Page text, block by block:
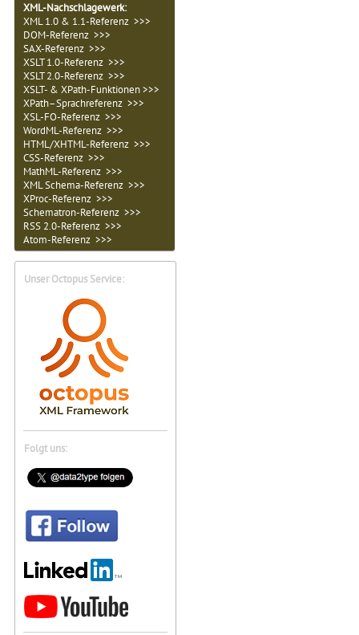
XML-Nachschlagewerk:
XML 1.0 & 1.1-Referenz >>>
DOM-Referenz >>>
SAX-Referenz >>>
XSLT 1.0-Referenz >>>
XSLT 2.0-Referenz >>>
XSLT- & XPath-Funktionen >>>
XPath–Sprachreferenz >>>
XSL-FO-Referenz >>>
WordML-Referenz >>>
HTML/XHTML-Referenz >>>
CSS-Referenz >>>
MathML-Referenz >>>
XML Schema-Referenz >>>
XProc-Referenz >>>
Schematron-Referenz >>>
RSS 2.0-Referenz >>>
Atom-Referenz >>>
Unser Octopus Service:
Folgt uns: